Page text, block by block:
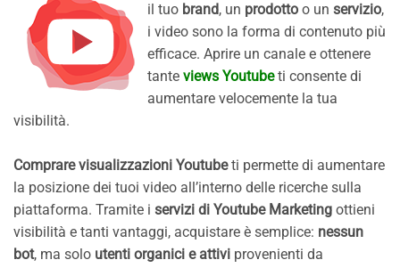
il tuo brand, un prodotto o un servizio,
i video sono la forma di contenuto più
efficace. Aprire un canale e ottenere
tante views Youtubeti consente di
aumentare velocemente la tua
visibilità.
Comprare visualizzazioni Youtubeti permette di aumentare
la posizione dei tuoi video all’interno delle ricerche sulla
piattaforma. Tramite i servizi di Youtube Marketing ottieni
visibilità e tanti vantaggi, acquistare è semplice: nessun
bot, ma solo utenti organici e attivi provenienti da